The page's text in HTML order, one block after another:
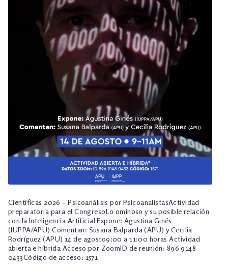
TALLER EXPLORACIONES LITERARIAS
Científicas 2026 – Psicoanálisis por PsicoanalistasActividad
preparatoria para el CongresoLo ominoso y su posible relación
con la Inteligencia Artificial Expone: Agustina Ginés
(IUPPA/APU) Comentan: Susana Balparda (APU) y Cecilia
Rodríguez (APU) 14 de agosto9:00 a 11:00 horas Actividad
abierta e híbrida Acceso por ZoomID de reunión: 896 9148
0433Código de acceso: 1571